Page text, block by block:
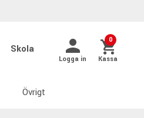
Skola
Logga in
0
Kassa
Övrigt